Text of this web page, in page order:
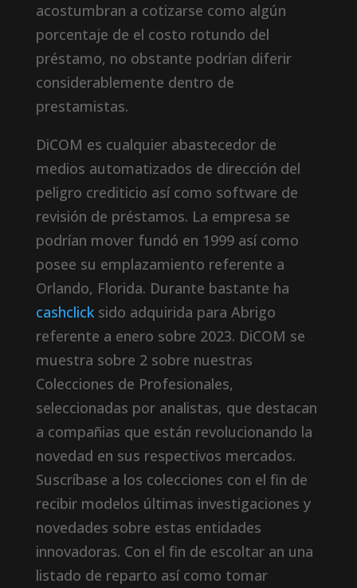
acostumbran a cotizarse como algún
porcentaje de el costo rotundo del
préstamo, no obstante podrían diferir
considerablemente dentro de
prestamistas.
DiCOM es cualquier abastecedor de
medios automatizados de dirección del
peligro crediticio así­ como software de
revisión de préstamos. La empresa se
podrí­an mover fundó en 1999 así­ como
posee su emplazamiento referente a
Orlando, Florida. Durante bastante ha
cashclicksido adquirida para Abrigo
referente a enero sobre 2023. DiCOM se
muestra sobre 2 sobre nuestras
Colecciones de Profesionales,
seleccionadas por analistas, que destacan
a compañias que están revolucionando la
novedad en sus respectivos mercados.
Suscríbase a los colecciones con el fin de
recibir modelos últimas investigaciones y
novedades sobre estas entidades
innovadoras. Con el fin de escoltar an una
listado de reparto así­ como tomar